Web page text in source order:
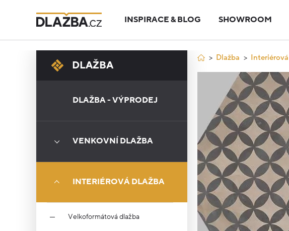
INSPIRACE & BLOG SHOWROOM
DLAŽBA
DLAŽBA - VÝPRODEJ
VENKOVNÍ DLAŽBA
INTERIÉROVÁ DLAŽBA
Velkoformátová dlažba
Dlažba